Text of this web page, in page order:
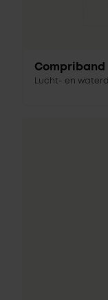
Compriband
Lucht- en